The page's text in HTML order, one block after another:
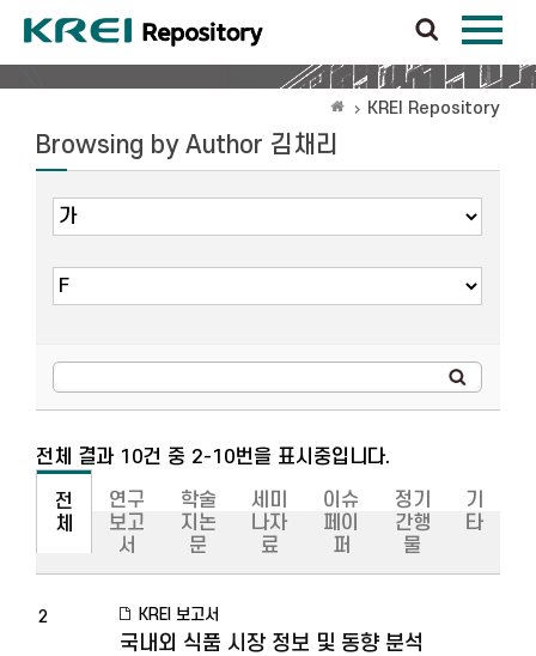
KREI Repository
Browsing by Author 김채리
전체 결과 10건 중 2-10번을 표시중입니다.
전
체
연구
보고
서
학술
지논
문
세미
나자
료
이슈
페이
퍼
정기
간행
물
기
타
2 KREI 보고서
국내외 식품 시장 정보 및 동향 분석